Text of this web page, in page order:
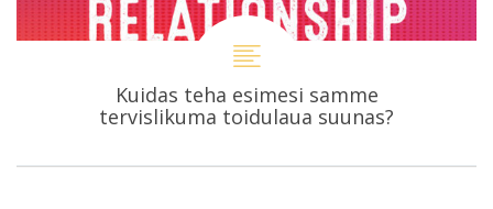
Kuidas teha esimesi samme
tervislikuma toidulaua suunas?